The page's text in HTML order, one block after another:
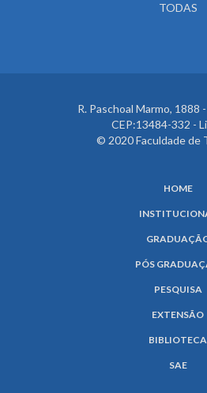
TODAS
R. Paschoal Marmo, 1888
CEP:13484-332 -
© 2020 Faculdade de
HOME
PÓS
PESQUISA
EXTENSÃO
BIBLIOTECA
SAE